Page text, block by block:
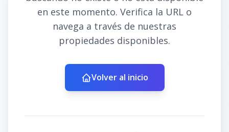
en este momento. Verifica la URL o
navega a través de nuestras
propiedades disponibles.
Volver al inicio